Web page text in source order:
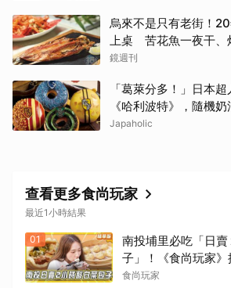
烏來不是只有老街！
上桌 苦花魚一夜干、
鏡週刊
「葛萊分多！」日本
《哈利波特》，隨機
Japaholic
查看更多食尚玩家
最近1小時結果
01
南投埔里必吃「日
子」！《食尚玩家
包」
食尚玩家